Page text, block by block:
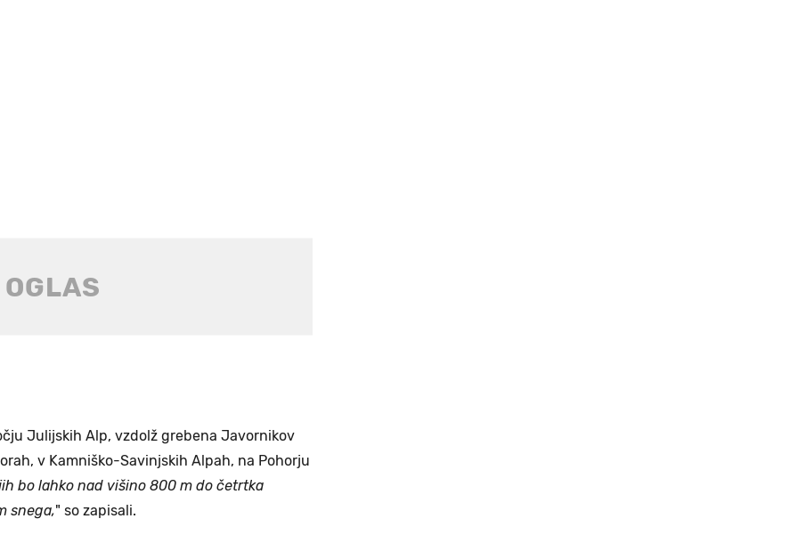
Julijskih Alp, vzdolž grebena Javornikov
v Kamniško-Savinjskih Alpah, na Pohorju
bo lahko nad višino 800 m do četrtka
snega," so zapisali.